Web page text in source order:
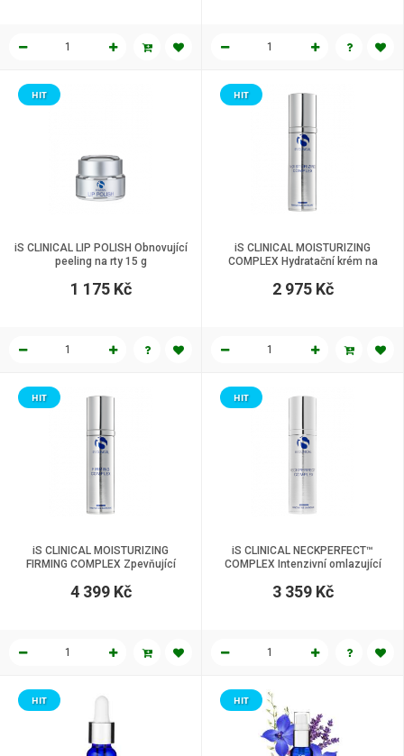
iS CLINICAL LIP POLISH Obnovující
peeling na rty 15 g
HIT
1 175 Kč
iS CLINICAL MOISTURIZING
COMPLEX Hydratační krém na
HIT
2 975 Kč
iS CLINICAL MOISTURIZING
FIRMING COMPLEX Zpevňující
HIT
4 399 Kč
iS CLINICAL NECKPERFECT™
COMPLEX Intenzivní omlazující
HIT
3 359 Kč
HIT HIT